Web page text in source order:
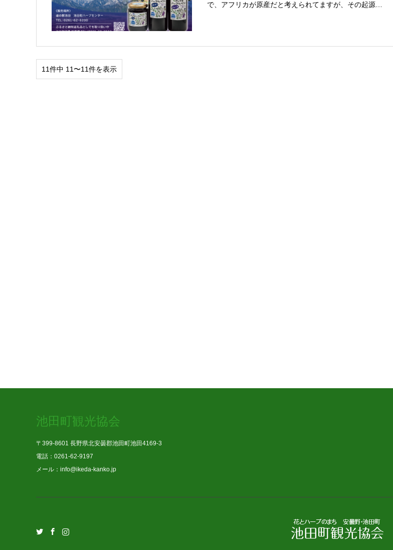
で、アフリカが原産だと考えられてますが、その起源…
11件中 11〜11件を表示
池田町観光協会
〒399-8601 長野県北安曇郡池田町池田4169-3
電話：0261-62-9197
メール：info@ikeda-kanko.jp